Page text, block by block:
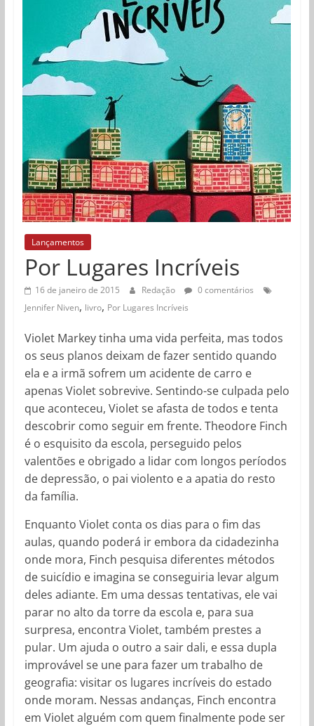
Lançamentos
Por Lugares Incríveis
16 de janeiro de 2015 Redação
0 comentários
Jennifer Niven, livro, Por Lugares Incríveis
Violet Markey tinha uma vida perfeita, mas todos
os seus planos deixam de fazer sentido quando
ela e a irmã sofrem um acidente de carro e
apenas Violet sobrevive. Sentindo-se culpada pelo
que aconteceu, Violet se afasta de todos e tenta
descobrir como seguir em frente. Theodore Finch
é o esquisito da escola, perseguido pelos
valentões e obrigado a lidar com longos períodos
de depressão, o pai violento e a apatia do resto
da família.
Enquanto Violet conta os dias para o fim das
aulas, quando poderá ir embora da cidadezinha
onde mora, Finch pesquisa diferentes métodos
de suicídio e imagina se conseguiria levar algum
deles adiante. Em uma dessas tentativas, ele vai
parar no alto da torre da escola e, para sua
surpresa, encontra Violet, também prestes a
pular. Um ajuda o outro a sair dali, e essa dupla
improvável se une para fazer um trabalho de
geografia: visitar os lugares incríveis do estado
onde moram. Nessas andanças, Finch encontra
em Violet alguém com quem finalmente pode ser